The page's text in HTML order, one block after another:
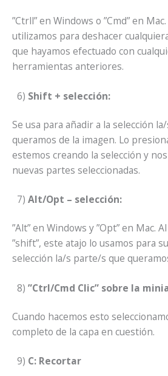
”Ctrll” en Windows o ”Cmd” en
utilizamos para deshacer
que hayamos efectuado con
herramientas anteriores.
6) Shift + selección:
Se usa para añadir a la selección
queramos de la imagen. Lo
estemos creando la selección y
nuevas partes seleccionadas.
7) Alt/Opt – selección:
”Alt” en Windows y ”Opt” en Mac.
”shift”, este atajo lo usamos para
selección la/s parte/s que
8) ”Ctrl/Cmd Clic” sobre la
Cuando hacemos esto
completo de la capa en cuestión.
9) C: Recortar